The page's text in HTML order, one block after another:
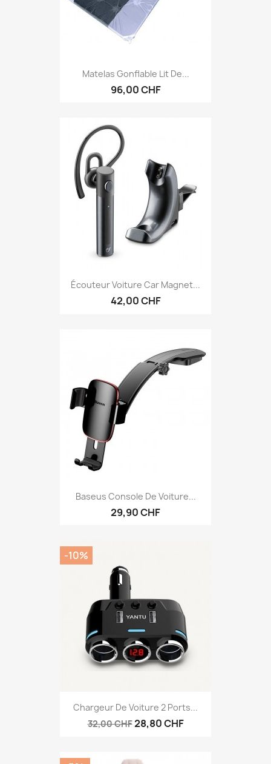
Matelas Gonflable Lit De...
96,00 CHF
Écouteur Voiture Car Magnet...
42,00 CHF
Baseus Console De Voiture...
29,90 CHF
Chargeur De Voiture 2 Ports...
32,00 CHF28,80 CHF
-10%